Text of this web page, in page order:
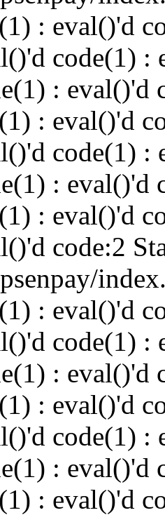
: eval()'d
code(1) :
: eval()'d
: eval()'d
code(1) :
: eval()'d
: eval()'d
code:2
: eval()'d
code(1) :
: eval()'d
: eval()'d
code(1) :
: eval()'d
: eval()'d